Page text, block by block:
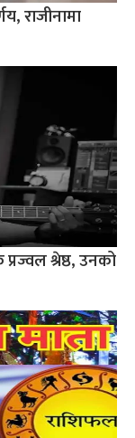
राजीनामा
श्रेष्ठ, उनको